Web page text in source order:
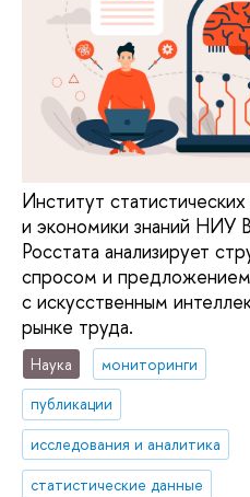
Институт
и экономики знаний
Росстата анализирует
спросом и предложением
с искусственным
рынке труда.
Наука
мониторинги
публикации
исследования и аналитика
статистические данные